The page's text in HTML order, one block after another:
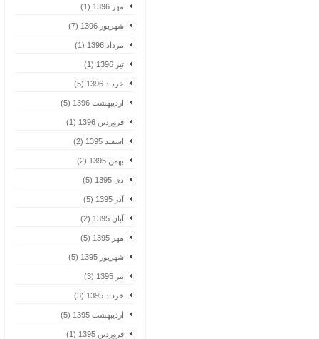
مهر 1396 (1)
شهریور 1396 (7)
مرداد 1396 (1)
تیر 1396 (1)
خرداد 1396 (5)
اردیبهشت 1396 (5)
فروردین 1396 (1)
اسفند 1395 (2)
بهمن 1395 (2)
دی 1395 (5)
آذر 1395 (5)
آبان 1395 (2)
مهر 1395 (5)
شهریور 1395 (5)
تیر 1395 (3)
خرداد 1395 (3)
اردیبهشت 1395 (5)
فروردین 1395 (1)